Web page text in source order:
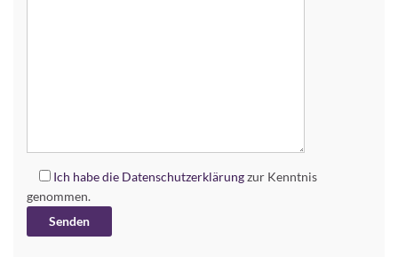
Ich habe die Datenschutzerklärungzur Kenntnis
genommen.